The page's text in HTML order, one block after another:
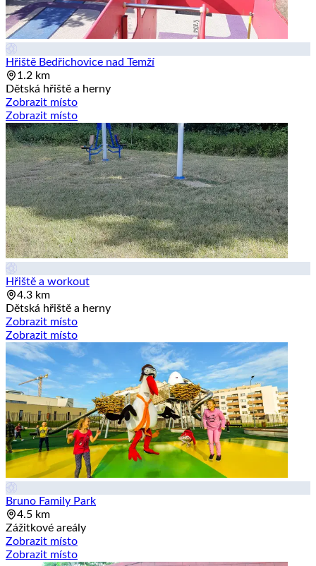
Hřiště Bedřichovice nad Temží
1.2 km
Dětská hřiště a herny
Zobrazit místo
Zobrazit místo
Hřiště a workout
4.3 km
Dětská hřiště a herny
Zobrazit místo
Zobrazit místo
Bruno Family Park
4.5 km
Zážitkové areály
Zobrazit místo
Zobrazit místo